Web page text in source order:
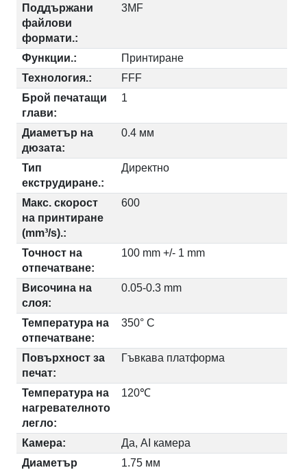
Поддържани
файлови
формати.:
3MF
Функции.:
Принтиране
Технология.:
FFF
Брой печатащи
глави:
1
Диаметър на
дюзата:
0.4 мм
Тип
екструдиране.:
Директно
Макс. скорост
на принтиране
(mm³/s).:
600
Точност на
отпечатване:
100 mm +/- 1 mm
Височина на
слоя:
0.05-0.3 mm
Температура на
отпечатване:
350° C
Повърхност за
печат:
Гъвкава платформа
Температура на
нагревателното
легло:
120℃
Камера:
Да, AI камера
Диаметър
1.75 мм